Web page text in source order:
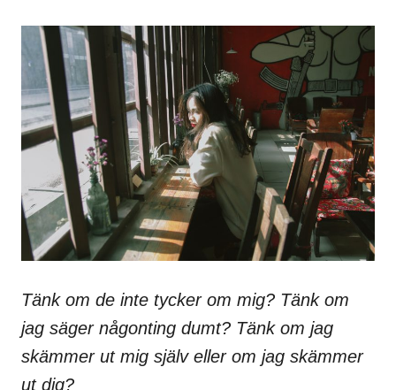
Tänk om de inte tycker om mig? Tänk om
jag säger någonting dumt? Tänk om jag
skämmer ut mig själv eller om jag skämmer
ut dig?